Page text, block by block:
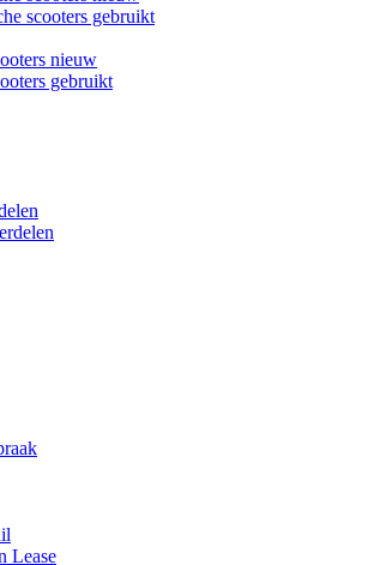
scooters gebruikt
nieuw
gebruikt
Lease